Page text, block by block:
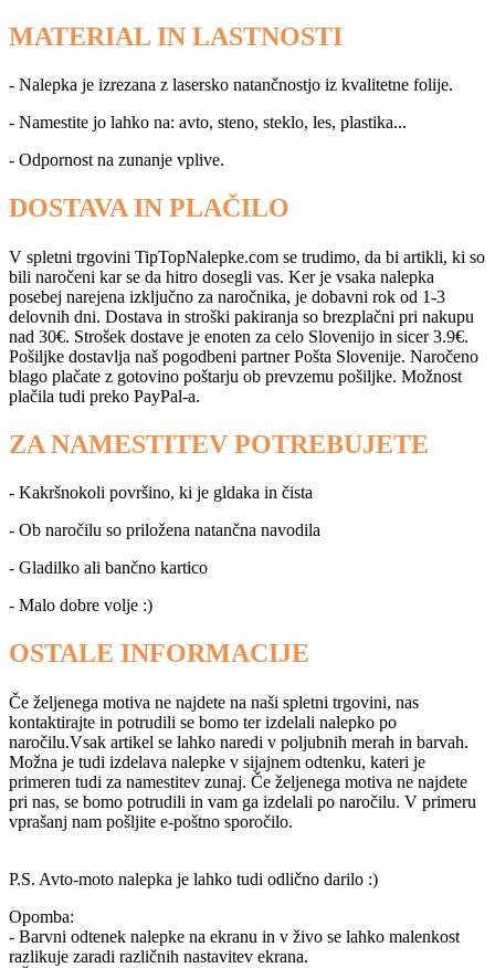
MATERIAL IN LASTNOSTI
- Nalepka je izrezana z lasersko natančnostjo iz kvalitetne folije.
- Namestite jo lahko na: avto, steno, steklo, les, plastika...
- Odpornost na zunanje vplive.
DOSTAVA IN PLAČILO
V spletni trgovini TipTopNalepke.com se trudimo, da bi artikli, ki so
bili naročeni kar se da hitro dosegli vas. Ker je vsaka nalepka
posebej narejena izključno za naročnika, je dobavni rok od 1-3
delovnih dni. Dostava in stroški pakiranja so brezplačni pri nakupu
nad 30€. Strošek dostave je enoten za celo Slovenijo in sicer 3.9€.
Pošiljke dostavlja naš pogodbeni partner Pošta Slovenije. Naročeno
blago plačate z gotovino poštarju ob prevzemu pošiljke. Možnost
plačila tudi preko PayPal-a.
ZA NAMESTITEV POTREBUJETE
- Kakršnokoli površino, ki je gldaka in čista
- Ob naročilu so priložena natančna navodila
- Gladilko ali bančno kartico
- Malo dobre volje :)
OSTALE INFORMACIJE
Če željenega motiva ne najdete na naši spletni trgovini, nas
kontaktirajte in potrudili se bomo ter izdelali nalepko po
naročilu.Vsak artikel se lahko naredi v poljubnih merah in barvah.
Možna je tudi izdelava nalepke v sijajnem odtenku, kateri je
primeren tudi za namestitev zunaj. Če željenega motiva ne najdete
pri nas, se bomo potrudili in vam ga izdelali po naročilu. V primeru
vprašanj nam pošljite e-poštno sporočilo.
P.S. Avto-moto nalepka je lahko tudi odlično darilo :)
Opomba:
- Barvni odtenek nalepke na ekranu in v živo se lahko malenkost
razlikuje zaradi različnih nastavitev ekrana.